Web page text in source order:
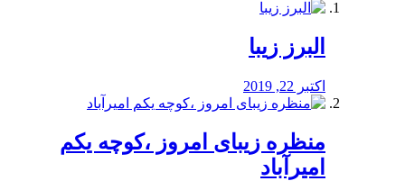
البرز زیبا
اکتبر 22, 2019
منظره‌‌ زیبای امروز ،کوچه یکم
امیرآباد